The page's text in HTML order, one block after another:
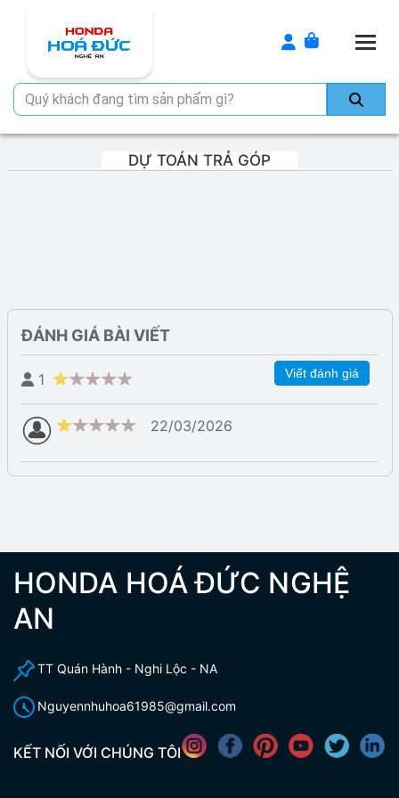
DỰ TOÁN TRẢ GÓP
ĐÁNH GIÁ BÀI VIẾT
1 Viết đánh giá
22/03/2026
HONDA HOÁ ĐỨC NGHỆ
AN
TT Quán Hành - Nghi Lộc - NA
Nguyennhuhoa61985@gmail.com
KẾT NỐI VỚI CHÚNG TÔI